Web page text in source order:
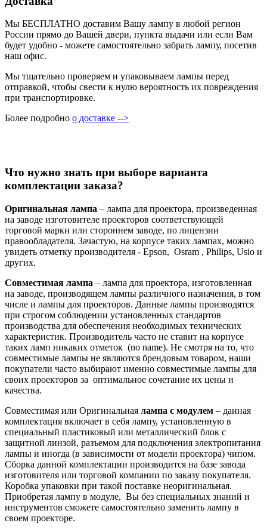
Мы БЕСПЛАТНО доставим Вашу лампу в любой регион
России прямо до Вашей двери, пункта выдачи или если Вам
будет удобно - можете самостоятельно забрать лампу, посетив
наш офис.
Мы тщательно проверяем и упаковываем лампы перед
отправкой, чтобы свести к нулю вероятность их повреждения
при транспортировке.
Более подробно о доставке -->
Что нужно знать при выборе варианта
комплектации заказа?
Оригинальная лампа – лампа для проектора, произведенная
на заводе изготовителе проекторов соответствующей
торговой марки или стороннем заводе, по лицензии
правообладателя. Зачастую, на корпусе таких лампах, можно
увидеть отметку производителя - Epson, Osram , Philips, Usio и
других.
Совместимая лампа – лампа для проектора, изготовленная
на заводе, производящем лампы различного назначения, в том
числе и лампы для проекторов. Данные лампы производятся
при строгом соблюдении установленных стандартов
производства для обеспечения необходимых технических
характеристик. Производитель часто не ставит на корпусе
таких ламп никаких отметок (no name). Не смотря на то, что
совместимые лампы не являются брендовым товаром, наши
покупатели часто выбирают именно совместимые лампы для
своих проекторов за оптимальное сочетание их цены и
качества.
Совместимая или Оригинальная лампа с модулем – данная
комплектация включает в себя лампу, установленную в
специальный пластиковый или металлический блок с
защитной линзой, разъемом для подключения электропитания
лампы и иногда (в зависимости от модели проектора) чипом.
Сборка данной комплектации производится на базе завода
изготовителя или торговой компании по заказу покупателя.
Коробка упаковки при такой поставке неоригинальная.
Приобретая лампу в модуле, Вы без специальных знаний и
инструментов сможете самостоятельно заменить лампу в
своем проекторе.